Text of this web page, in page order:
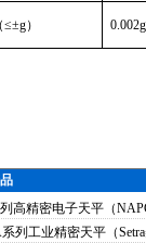
≤±g） 0.002g
高精密电子天平（
列工业精密天平（